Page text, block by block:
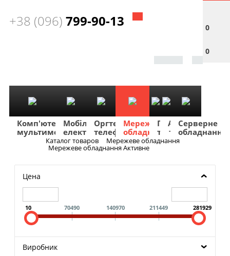
0
0
+38 (096) 799-90-13
Комп'ютери
мультимедіа
Мобільна
електроніка
Оргтехніка
телефонія
Мережеве
обладнання
Побутова
техніка
TV
та
Аудіо
Фото
та
відео
Авто
та
навігація
Серверне
обладнання
Каталог товаров Мережеве обладнання
Мережеве обладнання Активне
Цена
10 70490 140970 211449 281929
Виробник